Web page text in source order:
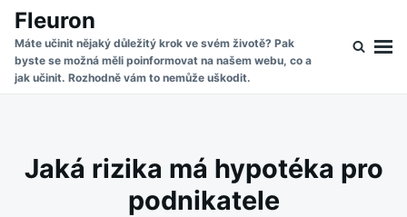
Skip
content
Search
for:
Fleuron
Máte učinit nějaký důležitý krok ve svém životě? Pak
byste se možná měli poinformovat na našem webu, co a
jak učinit. Rozhodně vám to nemůže uškodit.
Jaká rizika má hypotéka pro
podnikatele